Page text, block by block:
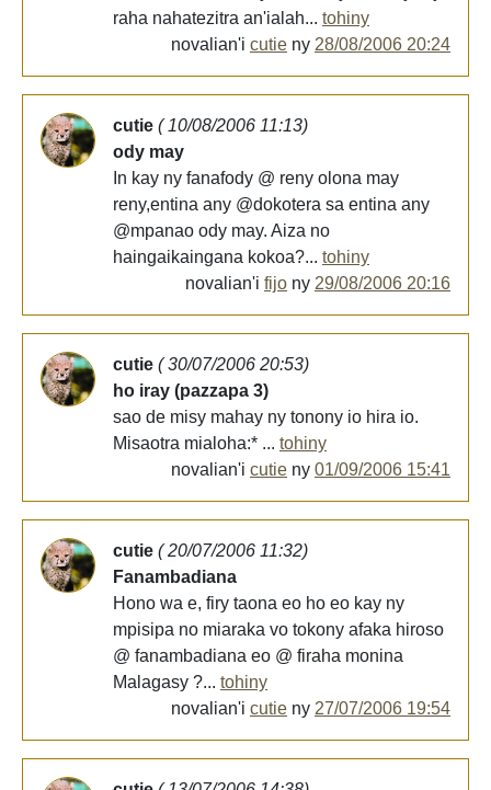
raha nahatezitra an'ialah... tohiny
novalian'i cutie ny 28/08/2006 20:24
cutie ( 10/08/2006 11:13)
ody may
In kay ny fanafody @ reny olona may
reny,entina any @dokotera sa entina any
@mpanao ody may. Aiza no
haingaikaingana kokoa?... tohiny
novalian'i fijo ny 29/08/2006 20:16
cutie ( 30/07/2006 20:53)
ho iray (pazzapa 3)
sao de misy mahay ny tonony io hira io.
Misaotra mialoha:* ... tohiny
novalian'i cutie ny 01/09/2006 15:41
cutie ( 20/07/2006 11:32)
Fanambadiana
Hono wa e, firy taona eo ho eo kay ny
mpisipa no miaraka vo tokony afaka hiroso
@ fanambadiana eo @ firaha monina
Malagasy ?... tohiny
novalian'i cutie ny 27/07/2006 19:54